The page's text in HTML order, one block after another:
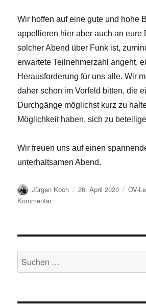
Wir hoffen auf eine gute und hohe
appellieren hier aber auch an eure
solcher Abend über Funk ist,
erwartete Teilnehmerzahl angeht,
Herausforderung für uns alle. Wir
daher schon im Vorfeld bitten, die
Durchgänge möglichst kurz zu
Möglichkeit haben, sich zu
Wir freuen uns auf einen
unterhaltsamen Abend.
Autor
Jürgen Koch
Veröffentlicht
26. April 2020 OV-
Kommentarzu
auf
Hausfrequenz
145,550
MHz
Suchen
nach: